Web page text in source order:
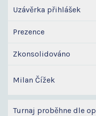
Uzávěrka přihlášek
Prezence
Zkonsolidováno
Milan Čížek
Turnaj proběhne dle